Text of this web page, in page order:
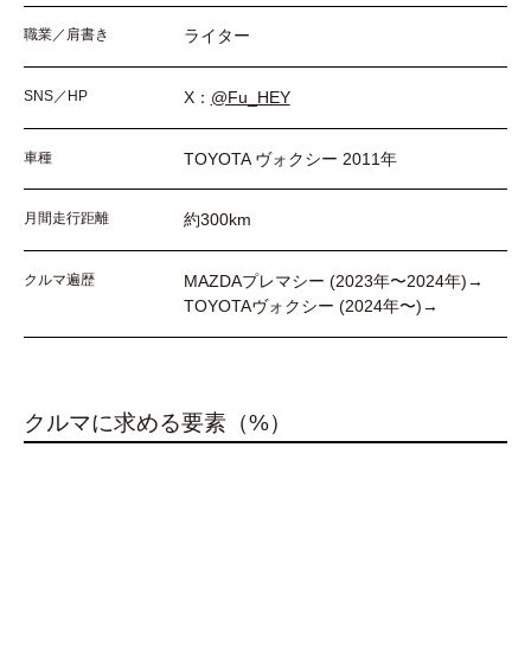
職業／肩書き ライター
SNS／HP X： @Fu_HEY
車種 TOYOTA ヴォクシー 2011年
月間走行距離 約300km
クルマ遍歴
MAZDAプレマシー (2023年〜2024年)→
TOYOTAヴォクシー (2024年〜)→
クルマに求める要素（%）